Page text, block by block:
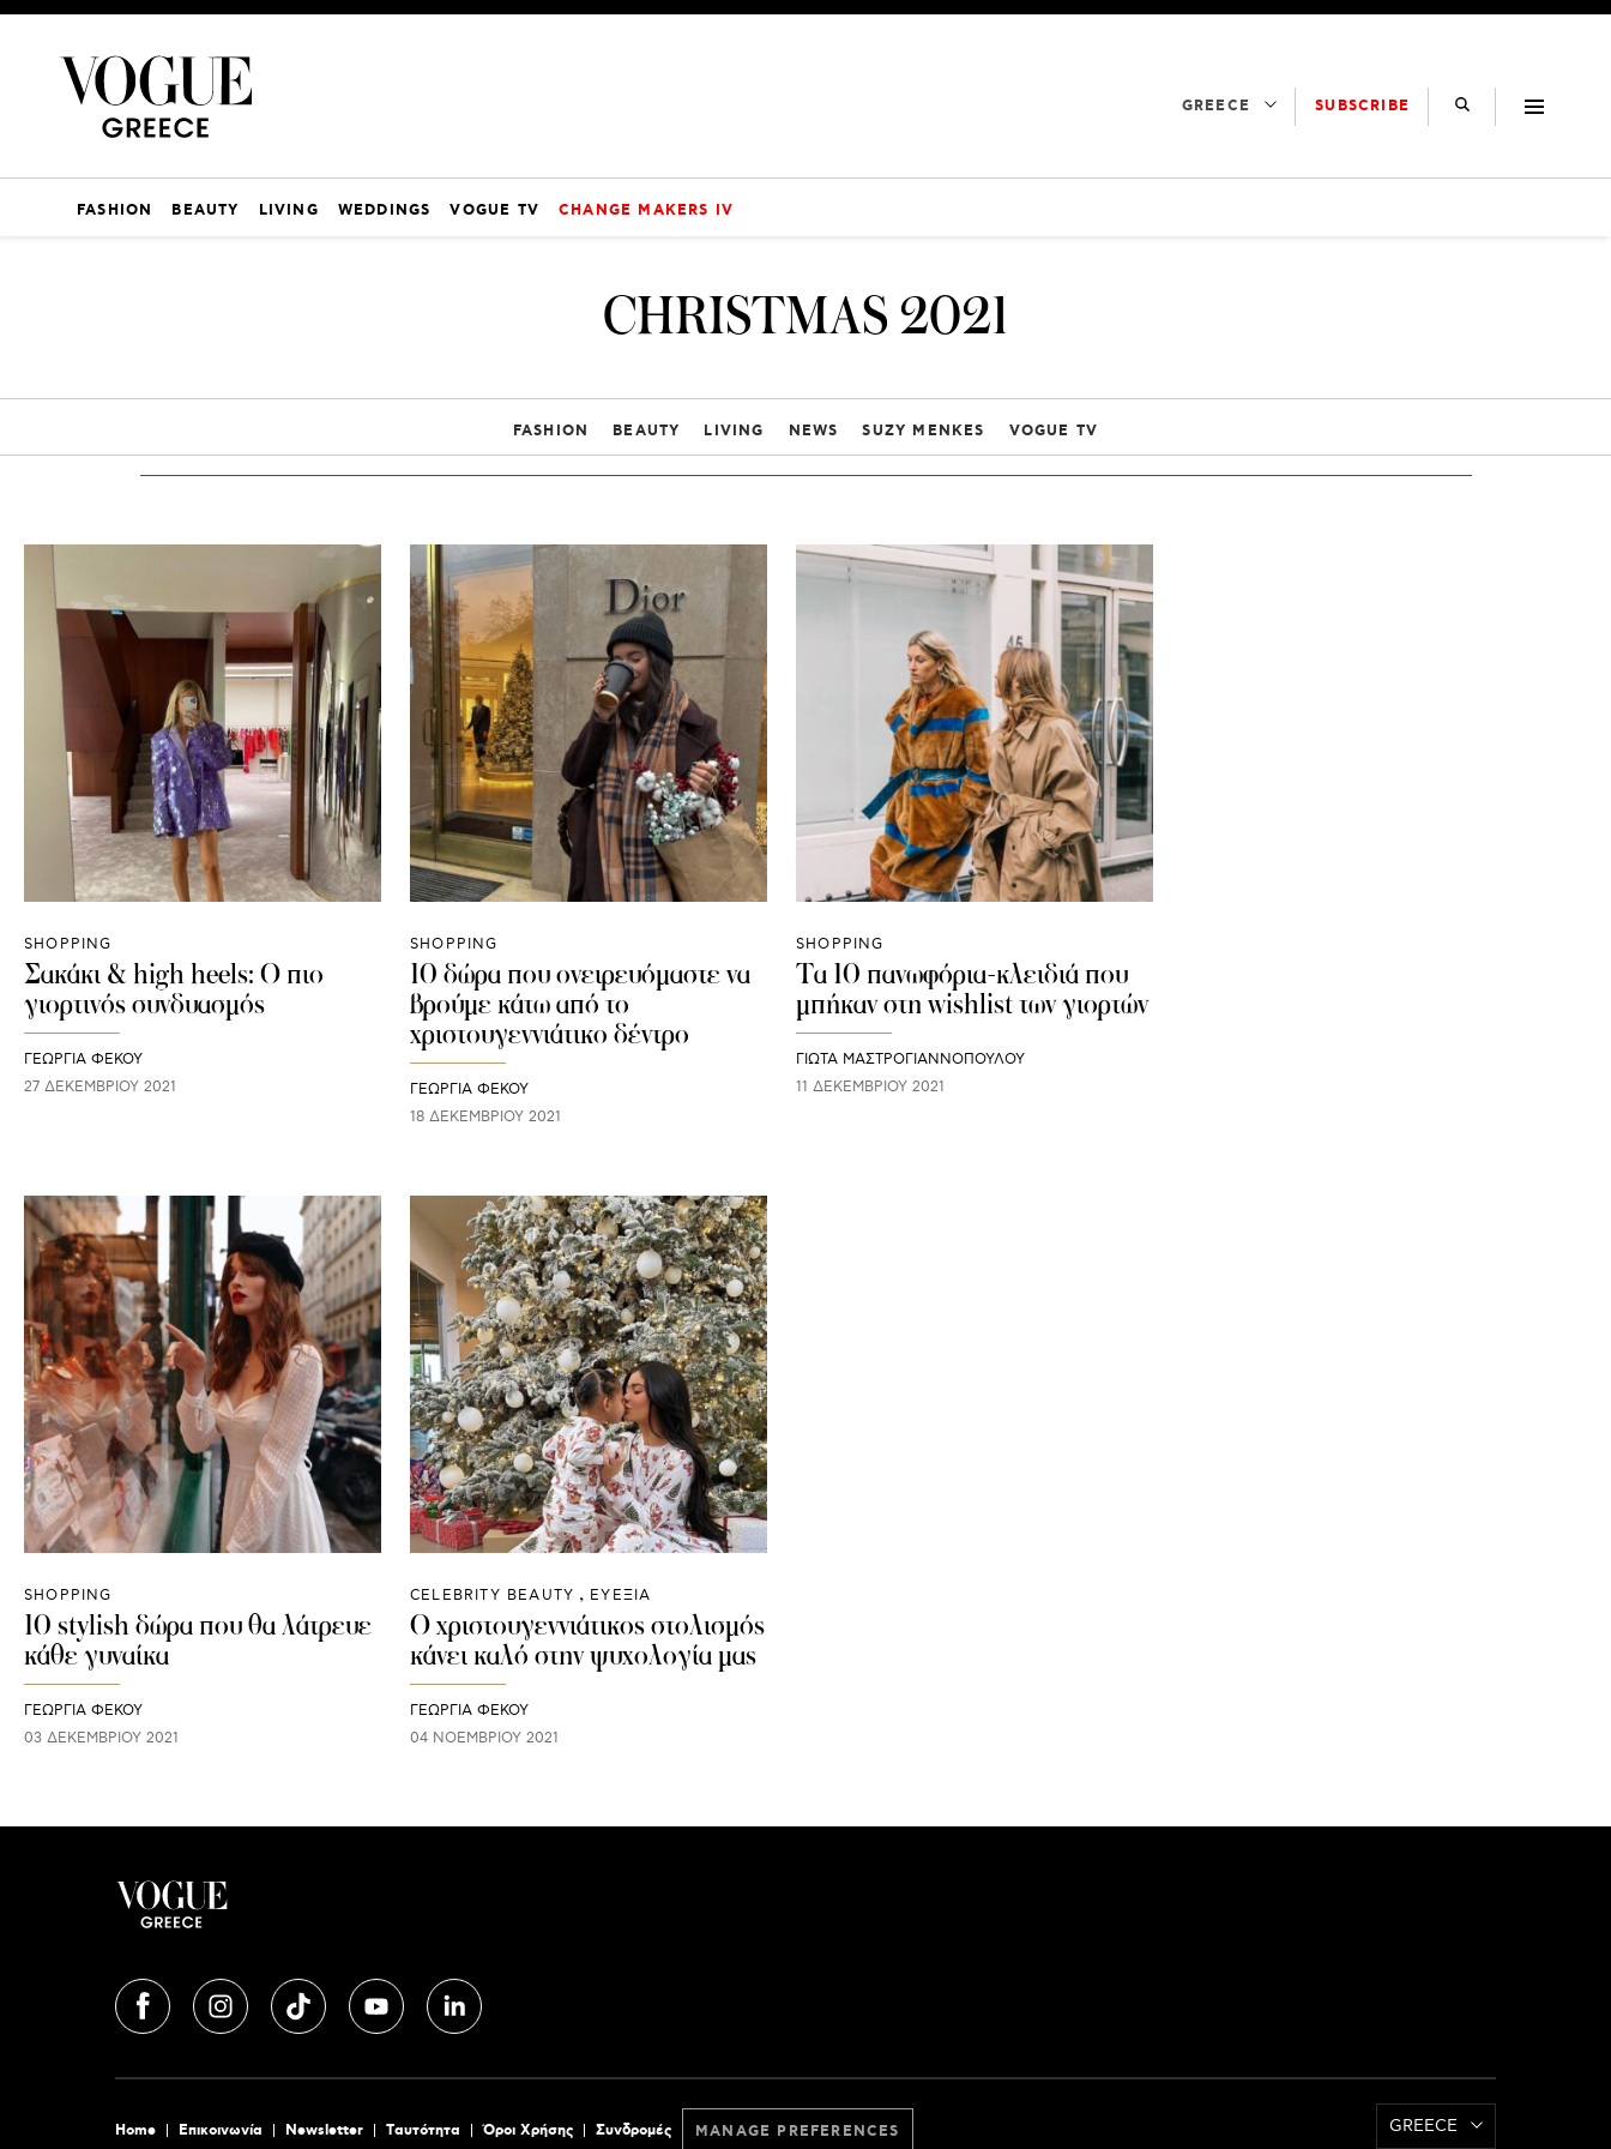
GREECE SUBSCRIBE
FASHION BEAUTY LIVING WEDDINGS VOGUE TV CHANGE MAKERS IV
CHRISTMAS 2021
FASHION BEAUTY LIVING NEWS SUZY MENKES VOGUE TV
SHOPPING
Σακάκι & high heels: O πιο
γιορτινός συνδυασμός
ΓΕΩΡΓΙΑ ΦΕΚΟΥ
27 ΔΕΚΕΜΒΡΊΟΥ 2021
SHOPPING
10 δώρα που ονειρευόμαστε να
βρούμε κάτω από το
χριστουγεννιάτικο δέντρο
ΓΕΩΡΓΙΑ ΦΕΚΟΥ
18 ΔΕΚΕΜΒΡΊΟΥ 2021
SHOPPING
Τα 10 πανωφόρια-κλειδιά που
μπήκαν στη wishlist των γιορτών
ΓΙΩΤΑ ΜΑΣΤΡΟΓΙΑΝΝΟΠΟΥΛΟΥ
11 ΔΕΚΕΜΒΡΊΟΥ 2021
SHOPPING
10 stylish δώρα που θα λάτρευε
κάθε γυναίκα
ΓΕΩΡΓΙΑ ΦΕΚΟΥ
03 ΔΕΚΕΜΒΡΊΟΥ 2021
CELEBRITY BEAUTY ΕΥΕΞΙΑ
Ο χριστουγεννιάτικος στολισμός
κάνει καλό στην ψυχολογία μας
ΓΕΩΡΓΙΑ ΦΕΚΟΥ
04 ΝΟΕΜΒΡΊΟΥ 2021
Home Επικοινωνία Newsletter Tαυτότητα Όροι Χρήσης Συνδρομές MANAGE PREFERENCES GREECE